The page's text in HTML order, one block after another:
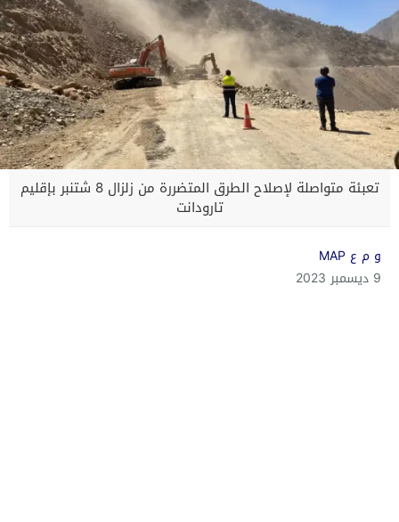
تعبئة متواصلة لإصلاح الطرق المتضررة من زلزال 8 شتنبر بإقليم
تارودانت
و م ع MAP
9 ديسمبر 2023